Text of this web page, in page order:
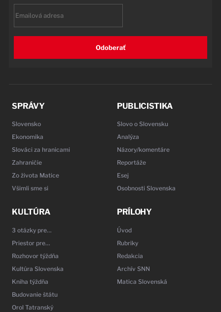
Odoberať
SPRÁVY
Slovensko
Ekonomika
Slováci za hranicami
Zahraničie
Zo života Matice
Všimli sme si
PUBLICISTIKA
Slovo o Slovensku
Analýza
Názory/komentáre
Reportáže
Esej
Osobnosti Slovenska
KULTÚRA
3 otázky pre…
Priestor pre…
Rozhovor týždňa
Kultúra Slovenska
Kniha týždňa
Budovanie štátu
Orol Tatranský
PRÍLOHY
Úvod
Rubriky
Redakcia
Archív SNN
Matica Slovenská